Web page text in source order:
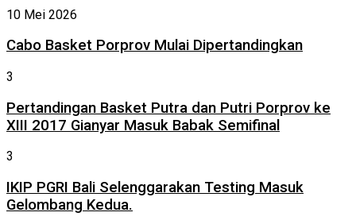
10 Mei 2026
Cabo Basket Porprov Mulai Dipertandingkan
3
Pertandingan Basket Putra dan Putri Porprov ke
XIII 2017 Gianyar Masuk Babak Semifinal
3
IKIP PGRI Bali Selenggarakan Testing Masuk
Gelombang Kedua.